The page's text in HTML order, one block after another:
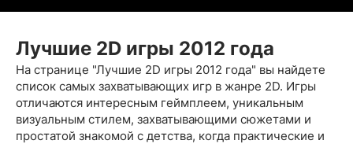
Лучшие 2D игры 2012 года
На странице "Лучшие 2D игры 2012 года" вы найдете
список самых захватывающих игр в жанре 2D. Игры
отличаются интересным геймплеем, уникальным
визуальным стилем, захватывающими сюжетами и
простатой знакомой с детства, когда практические и